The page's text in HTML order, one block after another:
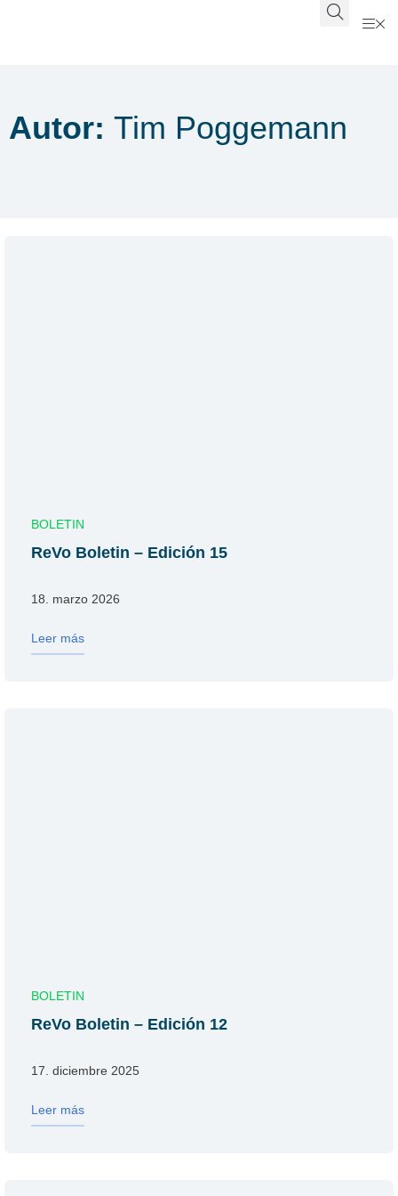
Autor: Tim Poggemann
BOLETIN
ReVo Boletin – Edición 15
18. marzo 2026
Leer más
BOLETIN
ReVo Boletin – Edición 12
17. diciembre 2025
Leer más